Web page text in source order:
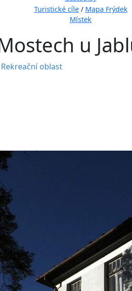
Turistické cíle/ Mapa Frýdek
Místek
u
Rekreační oblast